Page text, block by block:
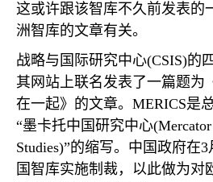
这或许跟该智库不久前发表的
洲智库的文章有关。
战略与国际研究中心(CSIS)的
其网站上联名发表了一篇题为
在一起》的文章。 MERICS是
“墨卡托中国研究中心
Studies)”的缩写。中国政府在3
国智库实施制裁，以此做为对